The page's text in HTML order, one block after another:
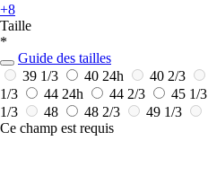
+8
Taille
*
Guide des tailles
39 1/3
40 24h 40 2/3
1/3
44 24h 44 2/3 45 1/3
1/3
48 48 2/3 49 1/3
Ce champ est requis